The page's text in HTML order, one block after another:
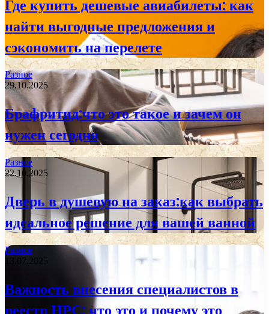
Где купить дешевые авиабилеты: как
найти выгодные предложения и
сэкономить на перелете
Разное
29.10.2025
Брафритид:что это такое и зачем он
нужен сегодня
Разное
22.10.2025
Дверь в душевую на заказ:как выбрать
идеальное решение для вашей ванной
Разное
13.07.2025
Важность внесения специалистов в